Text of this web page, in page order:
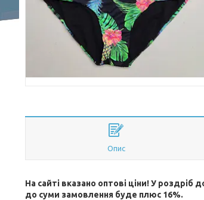
Опис
На сайті вказано оптові ціни! У
до суми замовлення буде плюс 16%.